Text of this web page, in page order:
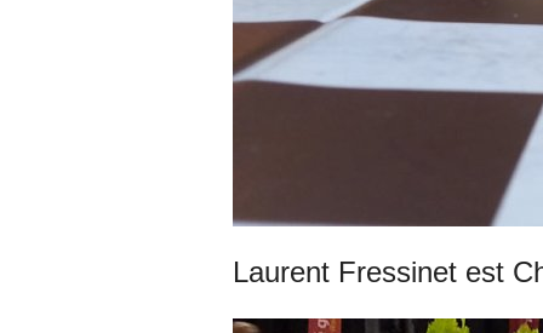
Laurent Fressinet est